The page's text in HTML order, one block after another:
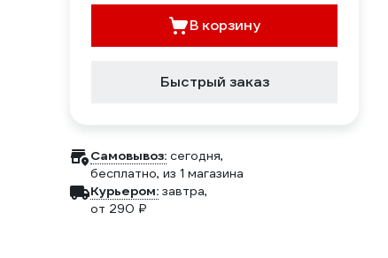
В корзину
Быстрый заказ
Самовывоз: сегодня,
бесплатно, из 1 магазина
Курьером: завтра,
от 290 ₽